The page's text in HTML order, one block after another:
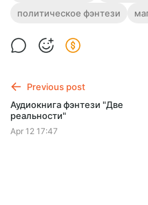
Полная версия. Трилогия.
рекламы и любых
политическое фэнтези
Previous post
Аудиокнига фэнтези "Две
реальности"
Apr 12 17:47